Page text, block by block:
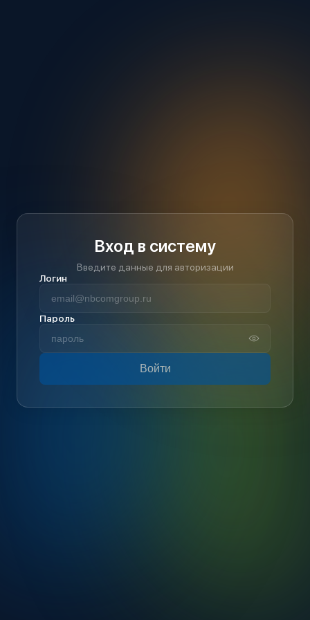
Вход в систему
Введите данные для авторизации
Логин
Пароль
Войти